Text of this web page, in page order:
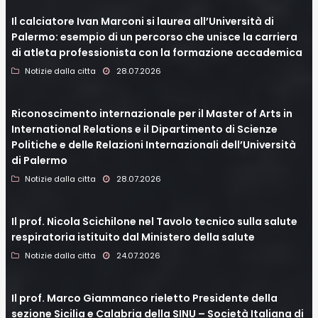
Il calciatore Ivan Marconi si laurea all’Università di
Palermo: esempio di un percorso che unisce la carriera
di atleta professionista con la formazione accademica
Notizie dalla citta 28.07.2026
Riconoscimento internazionale per il Master of Arts in
International Relations e il Dipartimento di Scienze
Politiche e delle Relazioni Internazionali dell’Università
di Palermo
Notizie dalla citta 28.07.2026
Il prof. Nicola Scichilone nel Tavolo tecnico sulla salute
respiratoria istituito dal Ministero della salute
Notizie dalla citta 24.07.2026
Il prof. Marco Giammanco rieletto Presidente della
sezione Sicilia e Calabria della SINU – Società Italiana di